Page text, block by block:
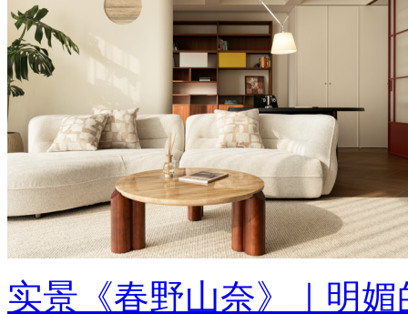
实景《春野山奈》｜明